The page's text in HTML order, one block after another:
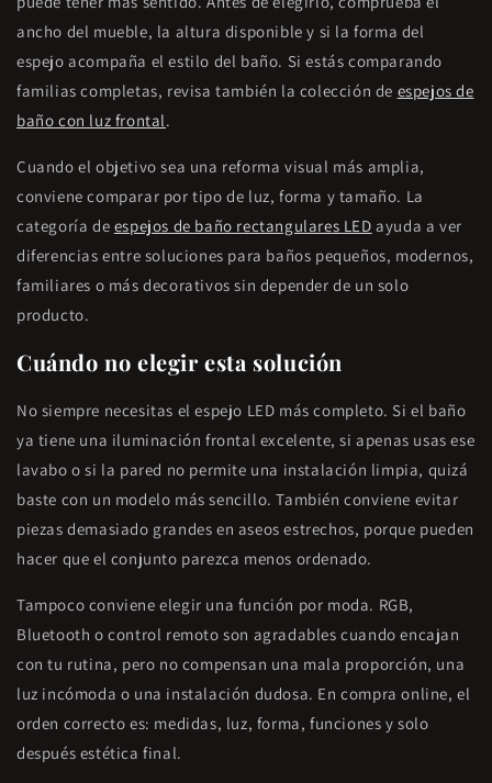
ancho del mueble, la altura disponible y si la forma del
espejo acompaña el estilo del baño. Si estás comparando
familias completas, revisa también la colección de espejos de
baño con luz frontal.
Cuando el objetivo sea una reforma visual más amplia,
conviene comparar por tipo de luz, forma y tamaño. La
categoría de espejos de baño rectangulares LED ayuda a ver
diferencias entre soluciones para baños pequeños, modernos,
familiares o más decorativos sin depender de un solo
producto.
Cuándo no elegir esta solución
No siempre necesitas el espejo LED más completo. Si el baño
ya tiene una iluminación frontal excelente, si apenas usas ese
lavabo o si la pared no permite una instalación limpia, quizá
baste con un modelo más sencillo. También conviene evitar
piezas demasiado grandes en aseos estrechos, porque pueden
hacer que el conjunto parezca menos ordenado.
Tampoco conviene elegir una función por moda. RGB,
Bluetooth o control remoto son agradables cuando encajan
con tu rutina, pero no compensan una mala proporción, una
luz incómoda o una instalación dudosa. En compra online, el
orden correcto es: medidas, luz, forma, funciones y solo
después estética final.